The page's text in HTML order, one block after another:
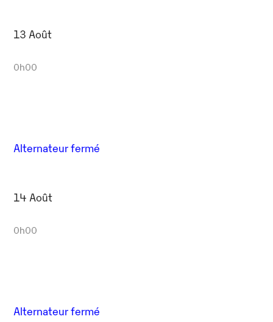
13 Août
0h00
Alternateur fermé
14 Août
0h00
Alternateur fermé